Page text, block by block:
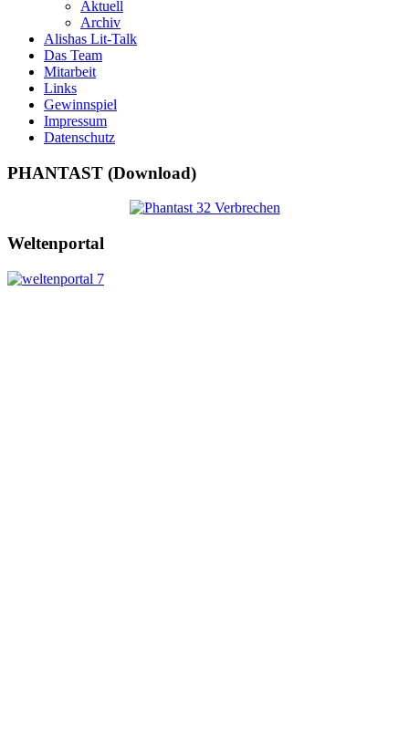
Aktuell
Archiv
Alishas Lit-Talk
Das Team
Mitarbeit
Links
Gewinnspiel
Impressum
Datenschutz
PHANTAST (Download)
Weltenportal